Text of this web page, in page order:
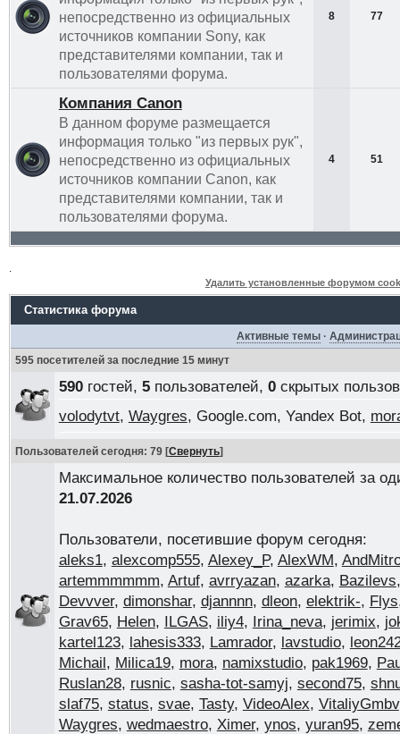
непосредственно из официальных
источников компании Sony, как
представителями компании, так и
пользователями форума.
8 77
Компания Canon
В данном форуме размещается
информация только "из первых рук",
непосредственно из официальных
источников компании Canon, как
представителями компании, так и
пользователями форума.
4 51
Удалить установленные форумом
Статистика форума
Активные темы·
595 посетителей за последние 15 минут
590гостей, 5пользователей, 0скрытых
volodytvt, Waygres, Google.com, Yandex Bot,
Пользователей сегодня: 79 [Свернуть]
Максимальное количество пользователей за
21.07.2026
Пользователи, посетившие форум сегодня:
aleks1, alexcomp555, Alexey_P, AlexWM,
artemmmmmm, Artuf, avrryazan, azarka, Bazilevs
Devvver, dimonshar, djannnn, dleon, elektrik-, Flys
Grav65, Helen, ILGAS, iliy4, Irina_neva, jerimix,
kartel123, lahesis333, Lamrador, lavstudio,
Michail, Milica19, mora, namixstudio, pak1969,
Ruslan28, rusnic, sasha-tot-samyj, second75,
slaf75, status, svae, Tasty, VideoAlex, VitaliyGmbv
Waygres, wedmaestro, Ximer, ynos, yuran95,